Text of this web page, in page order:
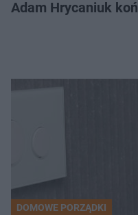
Adam Hrycaniuk
DOMOWE PORZĄDKI